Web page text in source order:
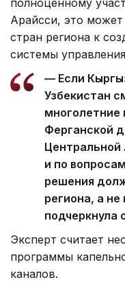
полноценному
Арайсси, это
стран региона к
системы
— Если
Узбекистан
многолетние
Ферганской
Центральной
и по
решения
региона, а
подчеркнула
Эксперт считает
программы
каналов.